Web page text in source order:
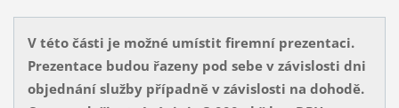
V této části je možné umístit firemní prezentaci.
Prezentace budou řazeny pod sebe v závislosti dni
objednání služby případně v závislosti na dohodě.